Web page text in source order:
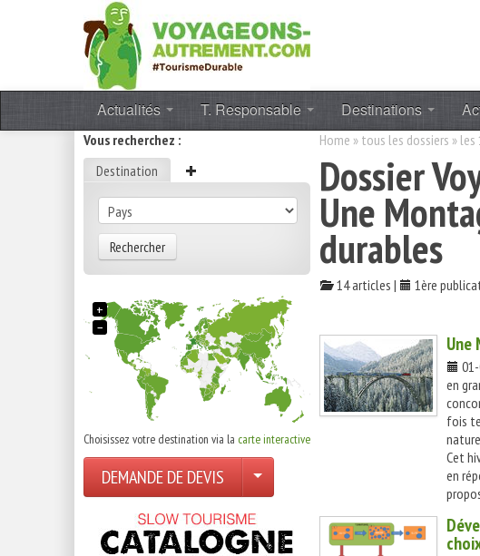
Actualités T. Responsable Destinations
Vous recherchez :
Destination
Rechercher
+
−
Choisissez votre destination via la carte interactive
DEMANDE DE DEVIS
Home » tous les dossiers »
Dossier
Une
durables
14 articles | 1ère
Une
en
fois
Cet
en